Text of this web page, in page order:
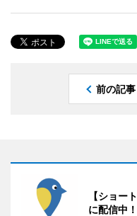
前の記事
【ショー
に配信中！